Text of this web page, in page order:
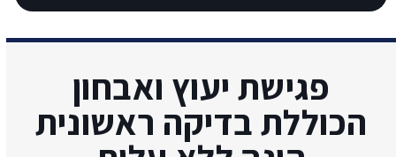
פגישת יעוץ ואבחון
הכוללת בדיקה ראשונית